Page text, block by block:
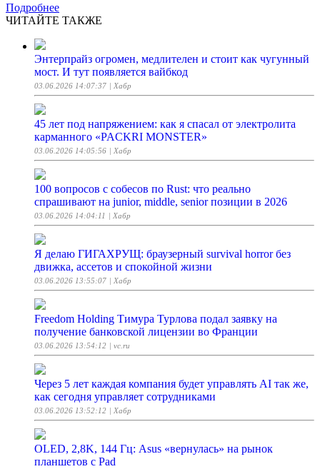
Подробнее
ЧИТАЙТЕ ТАКЖЕ
Энтерпрайз огромен, медлителен и стоит как чугунный
мост. И тут появляется вайбкод
03.06.2026 14:07:37 | Хабр
45 лет под напряжением: как я спасал от электролита
карманного «PACKRI MONSTER»
03.06.2026 14:05:56 | Хабр
100 вопросов с собесов по Rust: что реально
спрашивают на junior, middle, senior позиции в 2026
03.06.2026 14:04:11 | Хабр
Я делаю ГИГАХРУЩ: браузерный survival horror без
движка, ассетов и спокойной жизни
03.06.2026 13:55:07 | Хабр
Freedom Holding Тимура Турлова подал заявку на
получение банковской лицензии во Франции
03.06.2026 13:54:12 | vc.ru
Через 5 лет каждая компания будет управлять AI так же,
как сегодня управляет сотрудниками
03.06.2026 13:52:12 | Хабр
OLED, 2,8K, 144 Гц: Asus «вернулась» на рынок
планшетов с Pad